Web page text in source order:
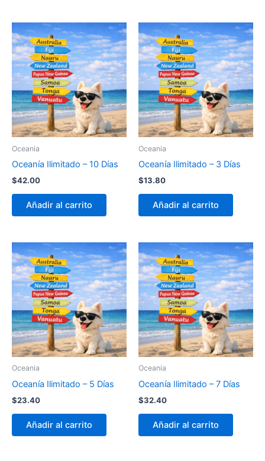
Oceania
Oceanía Ilimitado – 10 Días
$42.00
Añadir al carrito
Oceania
Oceanía Ilimitado – 3 Días
$13.80
Añadir al carrito
Oceania
Oceanía Ilimitado – 5 Días
$23.40
Añadir al carrito
Oceania
Oceanía Ilimitado – 7 Días
$32.40
Añadir al carrito